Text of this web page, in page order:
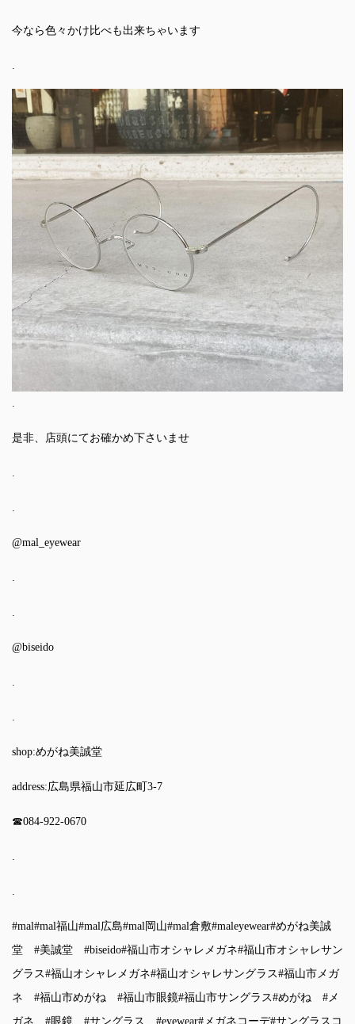
今なら色々かけ比べも出来ちゃいます
是非、店頭にてお確かめ下さいませ
@mal_eyewear
@biseido
shop:めがね美誠堂
address:広島県福山市延広町3-7
☎︎084-922-0670
#mal#mal福山#mal広島#mal岡山#mal倉敷#maleyewear#めがね美誠
堂
#美誠堂 #biseido#福山市オシャレメガネ#福山市オシャレサン
グラス#福山オシャレメガネ#福山オシャレサングラス#福山市メガ
ネ
#福山市めがね #福山市眼鏡#福山市サングラス#めがね
#メ
ガネ
#眼鏡 #サングラス #eyewear#メガネコーデ#サングラスコ